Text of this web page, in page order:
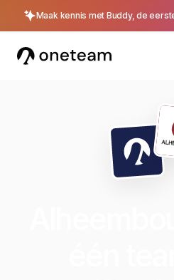
Maak kennis met Buddy, de